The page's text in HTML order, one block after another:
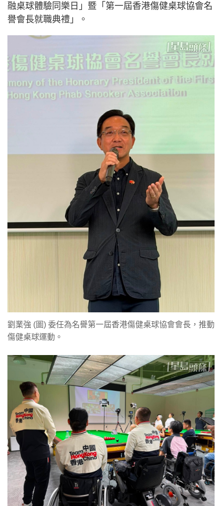
融桌球體驗同樂日」暨「第一屆香港傷健桌球協會名
譽會長就職典禮」。
劉業強 (圖) 委任為名譽第一屆香港傷健桌球協會會長，推動
傷健桌球運動。